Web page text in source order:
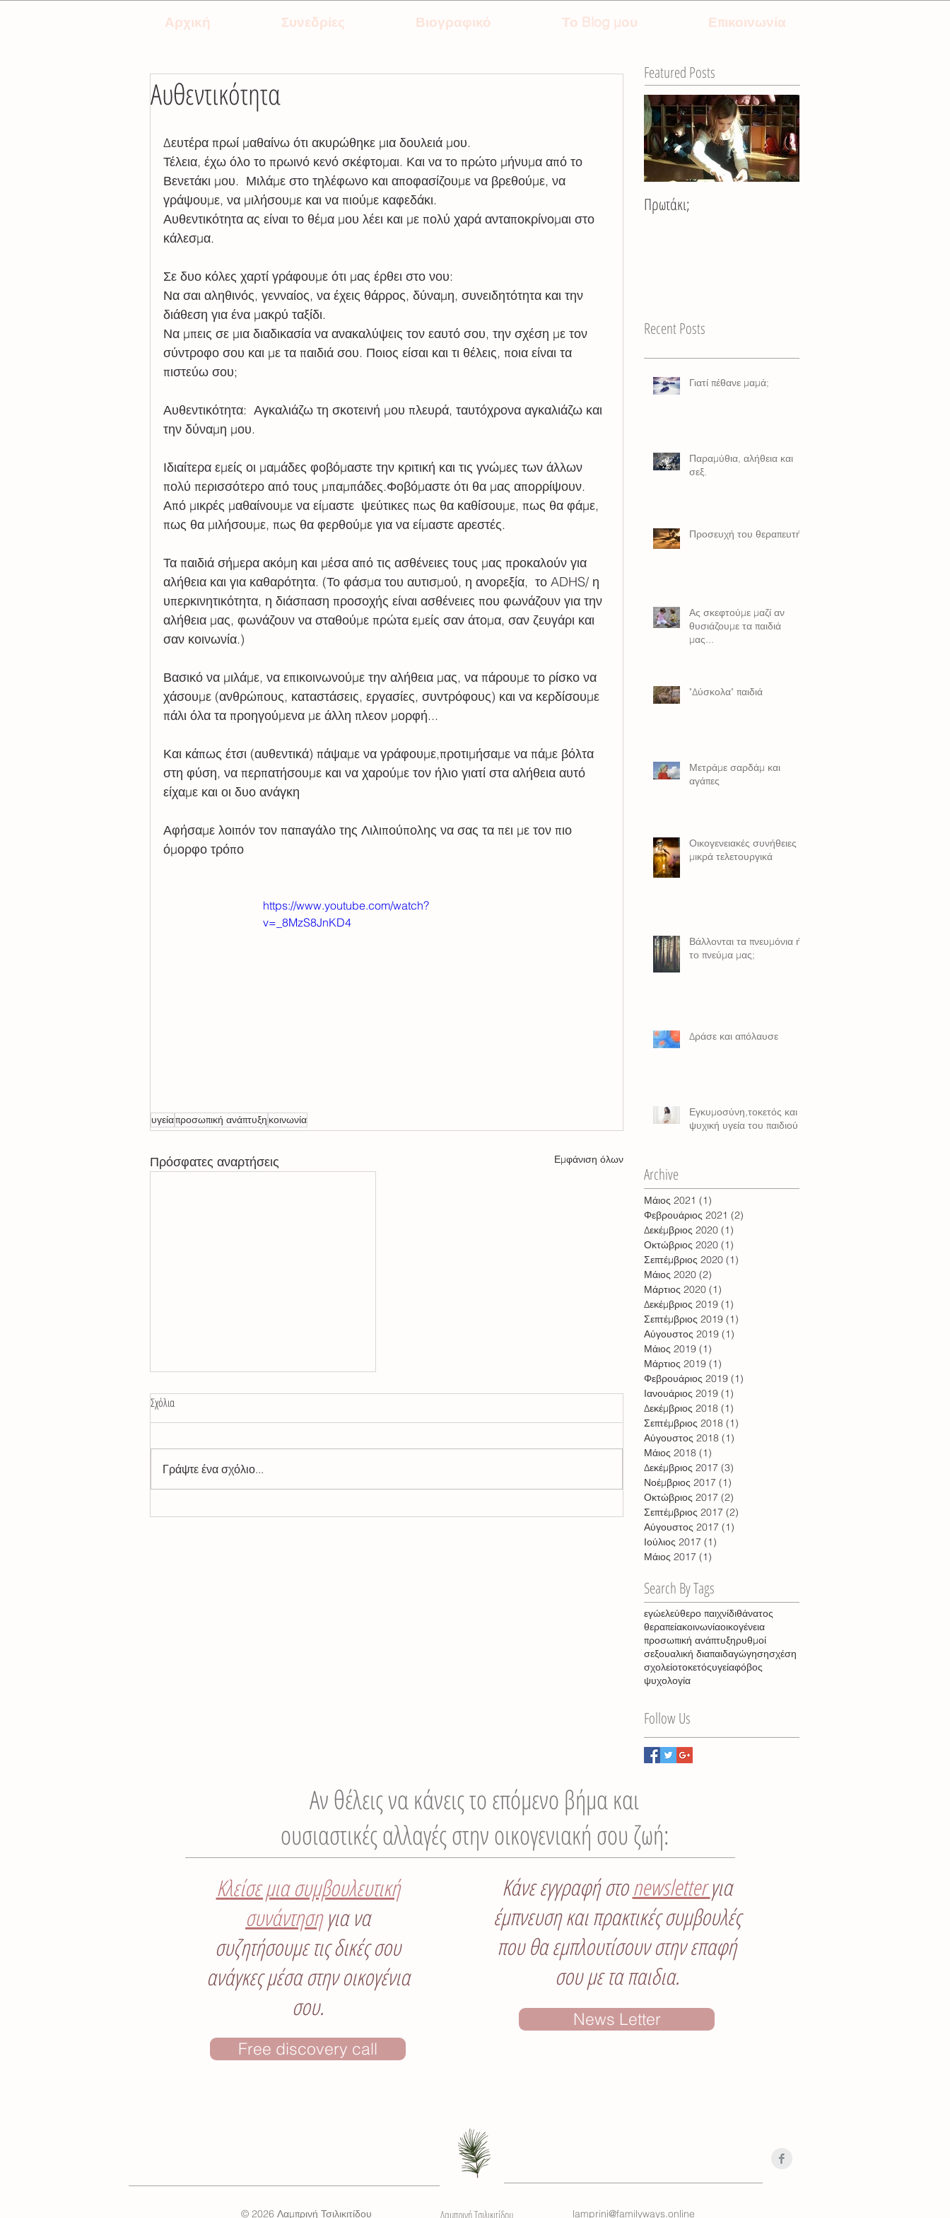
Αρχική Συνεδρίες Βιογραφικό Το Blog μου Επικοινωνία
Αυθεντικότητα
Δευτέρα πρωί μαθαίνω ότι ακυρώθηκε μια δουλειά μου.
Τέλεια, έχω όλο το πρωινό κενό σκέφτομαι. Και να το πρώτο μήνυμα από το
Βενετάκι μου.  Μιλάμε στο τηλέφωνο και αποφασίζουμε να βρεθούμε, να
γράψουμε, να μιλήσουμε και να πιούμε καφεδάκι.
Αυθεντικότητα ας είναι το θέμα μου λέει και με πολύ χαρά ανταποκρίνομαι στο
κάλεσμα.
Σε δυο κόλες χαρτί γράφουμε ότι μας έρθει στο νου:
Να σαι αληθινός, γενναίος, να έχεις θάρρος, δύναμη, συνειδητότητα και την
διάθεση για ένα μακρύ ταξίδι.
Να μπεις σε μια διαδικασία να ανακαλύψεις τον εαυτό σου, την σχέση με τον
σύντροφο σου και με τα παιδιά σου. Ποιος είσαι και τι θέλεις, ποια είναι τα
πιστεύω σου;
Αυθεντικότητα:  Αγκαλιάζω τη σκοτεινή μου πλευρά, ταυτόχρονα αγκαλιάζω και
την δύναμη μου.
Ιδιαίτερα εμείς οι μαμάδες φοβόμαστε την κριτική και τις γνώμες των άλλων
πολύ περισσότερο από τους μπαμπάδες.Φοβόμαστε ότι θα μας απορρίψουν.
Από μικρές μαθαίνουμε να είμαστε  ψεύτικες πως θα καθίσουμε, πως θα φάμε,
πως θα μιλήσουμε, πως θα φερθούμε για να είμαστε αρεστές.
Τα παιδιά σήμερα ακόμη και μέσα από τις ασθένειες τους μας προκαλούν για
αλήθεια και για καθαρότητα. (Το φάσμα του αυτισμού, η ανορεξία,  το ADHS/ η
υπερκινητικότητα, η διάσπαση προσοχής είναι ασθένειες που φωνάζουν για την
αλήθεια μας, φωνάζουν να σταθούμε πρώτα εμείς σαν άτομα, σαν ζευγάρι και
σαν κοινωνία.)
Βασικό να μιλάμε, να επικοινωνούμε την αλήθεια μας, να πάρουμε το ρίσκο να
χάσουμε (ανθρώπους, καταστάσεις, εργασίες, συντρόφους) και να κερδίσουμε
πάλι όλα τα προηγούμενα με άλλη πλεον μορφή...
Και κάπως έτσι (αυθεντικά) πάψαμε να γράφουμε,προτιμήσαμε να πάμε βόλτα
στη φύση, να περπατήσουμε και να χαρούμε τον ήλιο γιατί στα αλήθεια αυτό
είχαμε και οι δυο ανάγκη
Αφήσαμε λοιπόν τον παπαγάλο της Λιλιπούπολης να σας τα πει με τον πιο
όμορφο τρόπο
https://www.youtube.com/watch?
v=_8MzS8JnKD4
υγείαπροσωπική ανάπτυξη κοινωνία
Πρόσφατες αναρτήσεις Εμφάνιση όλων
Γιατί πέθανε μαμά;
Σχόλια
Γράψτε ένα σχόλιο...
Featured Posts
Πρωτάκι;
Recent Posts
Γιατί πέθανε μαμά;
Παραμύθια, αλήθεια και
σεξ.
Προσευχή του θεραπευτή
Ας σκεφτούμε μαζί αν
θυσιάζουμε τα παιδιά
μας...
"Δύσκολα" παιδιά
Μετράμε σαρδάμ και
αγάπες
Οικογενειακές συνήθειες ή
μικρά τελετουργικά
Βάλλονται τα πνευμόνια ή
το πνεύμα μας;
Δράσε και απόλαυσε
Εγκυμοσύνη,τοκετός και
ψυχική υγεία του παιδιού
Archive
Μάιος 2021 (1)
Φεβρουάριος 2021 (2)
Δεκέμβριος 2020 (1)
Οκτώβριος 2020 (1)
Σεπτέμβριος 2020 (1)
Μάιος 2020 (2)
Μάρτιος 2020 (1)
Δεκέμβριος 2019 (1)
Σεπτέμβριος 2019 (1)
Αύγουστος 2019 (1)
Μάιος 2019 (1)
Μάρτιος 2019 (1)
Φεβρουάριος 2019 (1)
Ιανουάριος 2019 (1)
Δεκέμβριος 2018 (1)
Σεπτέμβριος 2018 (1)
Αύγουστος 2018 (1)
Μάιος 2018 (1)
Δεκέμβριος 2017 (3)
Νοέμβριος 2017 (1)
Οκτώβριος 2017 (2)
Σεπτέμβριος 2017 (2)
Αύγουστος 2017 (1)
Ιούλιος 2017 (1)
Μάιος 2017 (1)
Search By Tags
εγώελεύθερο παιχνίδιθάνατος
θεραπείακοινωνίαοικογένεια
προσωπική ανάπτυξηρυθμοί
σεξουαλική διαπαιδαγώγησησχέση
σχολείοτοκετόςυγείαφόβος
ψυχολογία
Follow Us
Αν θέλεις να κάνεις το επόμενο βήμα και
ουσιαστικές αλλαγές στην οικογενιακή σου ζωή:
Κλείσε μια συμβουλευτική
συνάντησηγια να
συζητήσουμε τις δικές σου
ανάγκες μέσα στην οικογένια
σου.
Free discovery call
Κάνε εγγραφή στοnewsletterγια
έμπνευση και πρακτικές συμβουλές
που θα εμπλουτίσουν στην επαφή
σου με τα παιδια.
News Letter
© 2026 Λαμπρινή Τσιλικιτίδου Λαμπρινή Τσιλικιτίδου lamprini@familyways.online